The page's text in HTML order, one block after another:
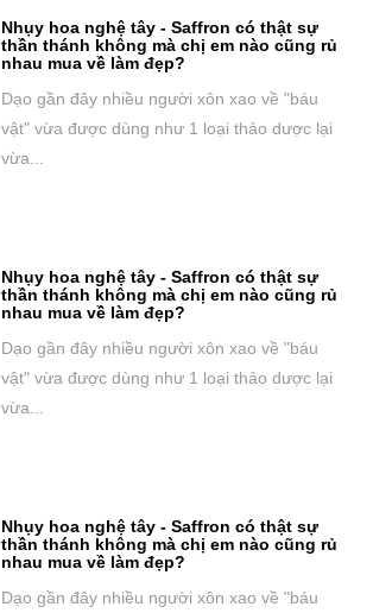
Nhụy hoa nghệ tây - Saffron có thật sự
thần thánh không mà chị em nào cũng rủ
nhau mua về làm đẹp?
Dạo gần đây nhiều người xôn xao về "báu
vật" vừa được dùng như 1 loại thảo dược lại
vừa...
Nhụy hoa nghệ tây - Saffron có thật sự
thần thánh không mà chị em nào cũng rủ
nhau mua về làm đẹp?
Dạo gần đây nhiều người xôn xao về "báu
vật" vừa được dùng như 1 loại thảo dược lại
vừa...
Nhụy hoa nghệ tây - Saffron có thật sự
thần thánh không mà chị em nào cũng rủ
nhau mua về làm đẹp?
Dạo gần đây nhiều người xôn xao về "báu